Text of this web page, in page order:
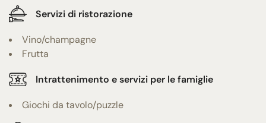
Servizi di ristorazione
Vino/champagne
Frutta
Intrattenimento e servizi per le famiglie
Giochi da tavolo/puzzle